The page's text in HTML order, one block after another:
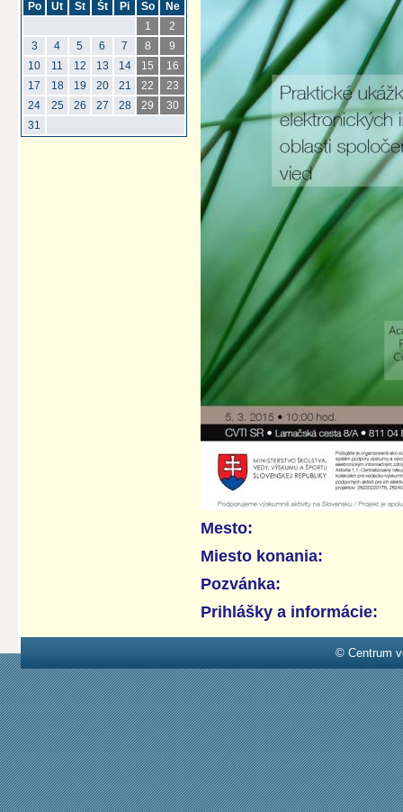
Po Ut St Št Pi So
Ne
1
2
3
4 5 6 7 8
9
10
11 12 13 14 15
16
17
18 19 20 21 22
23
24
25 26 27 28 29
30
31
Mesto:
Miesto konania:
Pozvánka:
Prihlášky a informácie:
© Centrum